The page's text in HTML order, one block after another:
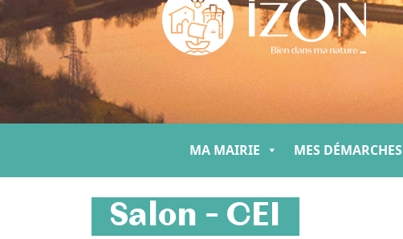
MA MAIRIE MES DÉMARCHES
Salon – CEI